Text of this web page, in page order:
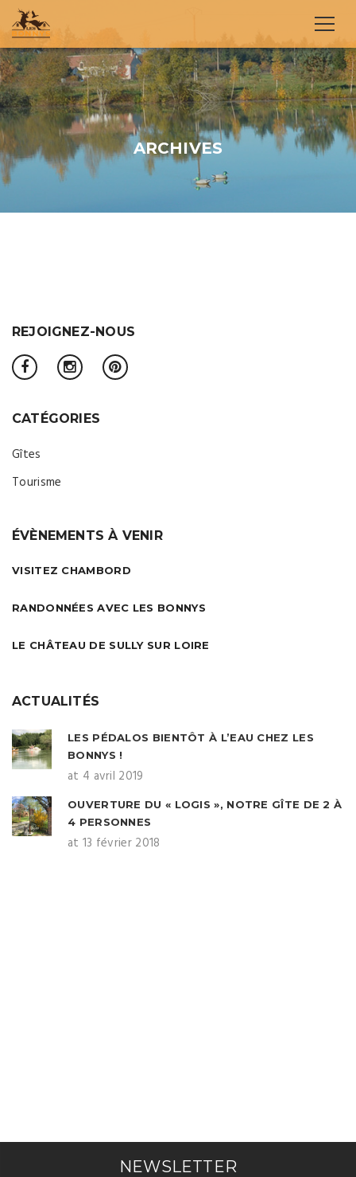
ARCHIVES
REJOIGNEZ-NOUS
CATÉGORIES
Gîtes
Tourisme
ÉVÈNEMENTS À VENIR
VISITEZ CHAMBORD
RANDONNÉES AVEC LES BONNYS
LE CHÂTEAU DE SULLY SUR LOIRE
ACTUALITÉS
LES PÉDALOS BIENTÔT À L’EAU CHEZ LES
BONNYS !
at 4 avril 2019
OUVERTURE DU « LOGIS », NOTRE GÎTE DE 2 À
4 PERSONNES
at 13 février 2018
NEWSLETTER